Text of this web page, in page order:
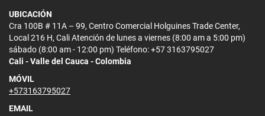
UBICACIÓN
Cra 100B # 11A – 99, Centro Comercial Holguines Trade Center,
Local 216 H, Cali Atención de lunes a viernes (8:00 am a 5:00 pm)
sábado (8:00 am - 12:00 pm) Teléfono: +57 3163795027
Cali - Valle del Cauca - Colombia
MÓVIL
+573163795027
EMAIL